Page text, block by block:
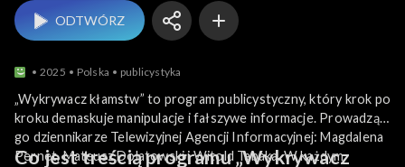
ODTWÓRZ
2025 Polska publicystyka
„Wykrywacz kłamstw” to program publicystyczny, który krok po
kroku demaskuje manipulacje i fałszywe informacje. Prowadzą
go dziennikarze Telewizyjnej Agencji Informacyjnej: Magdalena
Pernet, Mateusz Dolatowski i Witold Tabaka. W każdym
Co jest treścią programu „Wykrywacz